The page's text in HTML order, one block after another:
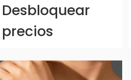
Desbloquear
precios